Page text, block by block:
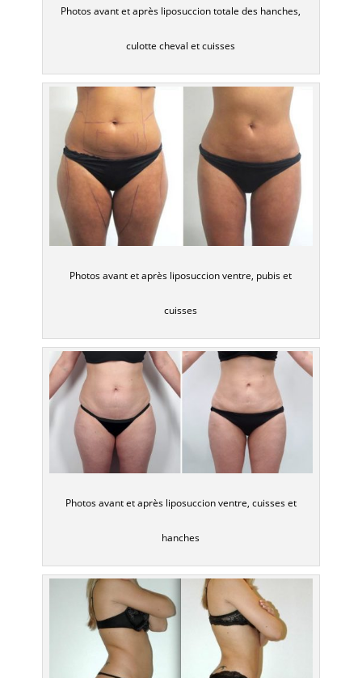
Photos avant et après liposuccion totale des hanches,
culotte cheval et cuisses
Photos avant et après liposuccion ventre, pubis et
cuisses
Photos avant et après liposuccion ventre, cuisses et
hanches